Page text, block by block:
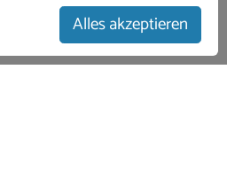
zum Buchungskalender
Alles akzeptieren